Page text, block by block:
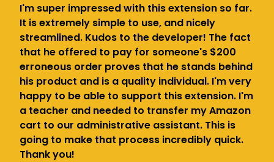
I'm super impressed with this extension so far.
It is extremely simple to use, and nicely
streamlined. Kudos to the developer! The fact
that he offered to pay for someone's $200
erroneous order proves that he stands behind
his product and is a quality individual. I'm very
happy to be able to support this extension. I'm
a teacher and needed to transfer my Amazon
cart to our administrative assistant. This is
going to make that process incredibly quick.
Thank you!